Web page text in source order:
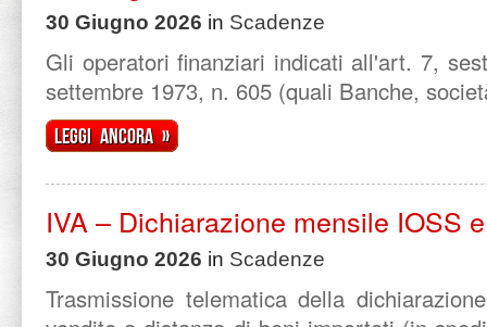
30 Giugno 2026 in Scadenze
Gli operatori finanziari indicati all'art. 7,
settembre 1973, n. 605 (quali Banche,
Leggi ancora »
IVA – Dichiarazione mensile IOSS
30 Giugno 2026 in Scadenze
Trasmissione telematica della